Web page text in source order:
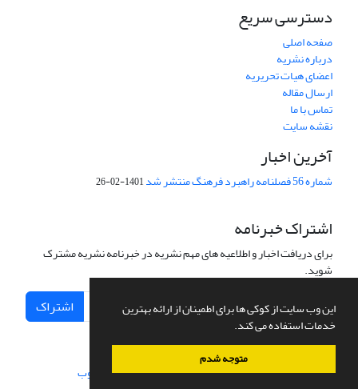
این وب سایت از کوکی ها برای اطمینان از ارائه بهترین
خدمات استفاده می کند.
متوجه شدم
دسترسی سریع
صفحه اصلی
درباره نشریه
اعضای هیات تحریریه
ارسال مقاله
تماس با ما
نقشه سایت
آخرین اخبار
شماره 56 فصلنامه راهبرد فرهنگ منتشر شد 1401-02-26
اشتراک خبرنامه
برای دریافت اخبار و اطلاعیه های مهم نشریه در خبرنامه نشریه مشترک
شوید.
اشتراک
سامانه مدیریت نشریات علمی.طراحی و پیاده سازی از سیناوب